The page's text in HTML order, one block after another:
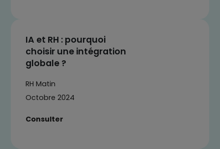
IA et RH : pourquoi
choisir une intégration
globale ?
RH Matin
Octobre 2024
Consulter